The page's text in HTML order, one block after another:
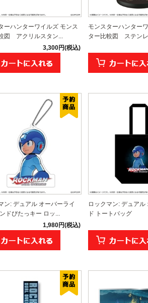
ーハンターワイルズ モンス
図 アクリルスタン...
3,300円(税込)
モンスターハンター
ター比較図 ステン
ン: デュアル オーバーライ
ドぴたっキー ロッ...
1,980円(税込)
ロックマン: デュアル
ド トートバッグ